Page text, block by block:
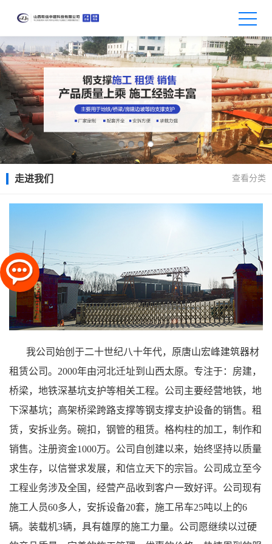
走进我们 查看分类
我公司始创于二十世纪八十年代，原唐山宏峰建筑器材
租赁公司。2000年由河北迁址到山西太原。专注于：房建，
桥梁，地铁深基坑支护等相关工程。公司主要经营地铁，地
下深基坑；高架桥梁跨路支撑等钢支撑支护设备的销售。租
赁，安拆业务。碗扣，钢管的租赁。格构柱的加工，制作和
销售。注册资金1000万。公司自创建以来，始终坚持以质量
求生存，以信誉求发展，和信立天下的宗旨。公司成立至今
工程业务涉及全国，经营产品收到客户一致好评。公司现有
施工人员60多人，安拆设备20套，施工吊车25吨以上的6
辆。装载机3辆，具有雄厚的施工力量。公司愿继续以过硬